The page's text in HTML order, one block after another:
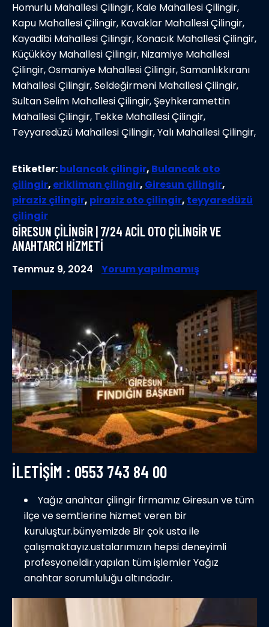
Homurlu Mahallesi Çilingir, Kale Mahallesi Çilingir,
Kapu Mahallesi Çilingir, Kavaklar Mahallesi Çilingir,
Kayadibi Mahallesi Çilingir, Konacık Mahallesi Çilingir,
Küçükköy Mahallesi Çilingir, Nizamiye Mahallesi
Çilingir, Osmaniye Mahallesi Çilingir, Samanlıkkıranı
Mahallesi Çilingir, Seldeğirmeni Mahallesi Çilingir,
Sultan Selim Mahallesi Çilingir, Şeyhkeramettin
Mahallesi Çilingir, Tekke Mahallesi Çilingir,
Teyyaredüzü Mahallesi Çilingir, Yalı Mahallesi Çilingir,
Etiketler:bulancak çilingir, Bulancak oto
çilingir, erikliman çilingir, Giresun çilingir,
piraziz çilingir, piraziz oto çilingir, teyyaredüzü
çilingir
GIRESUN ÇILINGIR | 7/24 ACIL OTO ÇILINGIR VE
ANAHTARCI HIZMETI
Temmuz 9, 2024 Yorum yapılmamış
ILETIŞIM : 0553 743 84 00
Yağız anahtar çilingir firmamız Giresun ve tüm
ilçe ve semtlerine hizmet veren bir
kuruluştur.bünyemizde Bir çok usta ile
çalışmaktayız.ustalarımızın hepsi deneyimli
profesyoneldir.yapılan tüm işlemler Yağız
anahtar sorumluluğu altındadır.